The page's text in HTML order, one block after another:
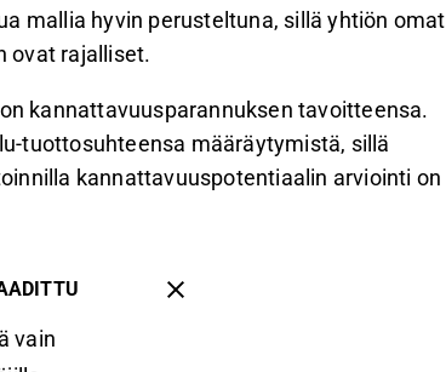
mallia hyvin perusteltuna, sillä yhtiön omat
ovat rajalliset.
kannattavuusparannuksen tavoitteensa.
tuottosuhteensa määräytymistä, sillä
kannattavuuspotentiaalin arviointi on
vain